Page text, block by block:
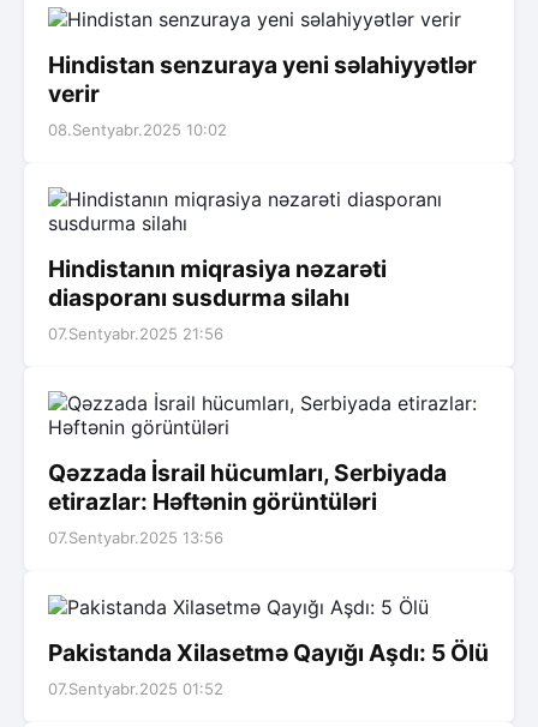
Hindistan senzuraya yeni səlahiyyətlər
verir
08.Sentyabr.2025 10:02
Hindistanın miqrasiya nəzarəti
diasporanı susdurma silahı
07.Sentyabr.2025 21:56
Qəzzada İsrail hücumları, Serbiyada
etirazlar: Həftənin görüntüləri
07.Sentyabr.2025 13:56
Pakistanda Xilasetmə Qayığı Aşdı: 5 Ölü
07.Sentyabr.2025 01:52